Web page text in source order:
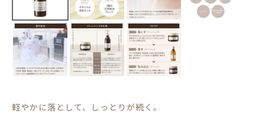
軽やかに落として、しっとりが続く。